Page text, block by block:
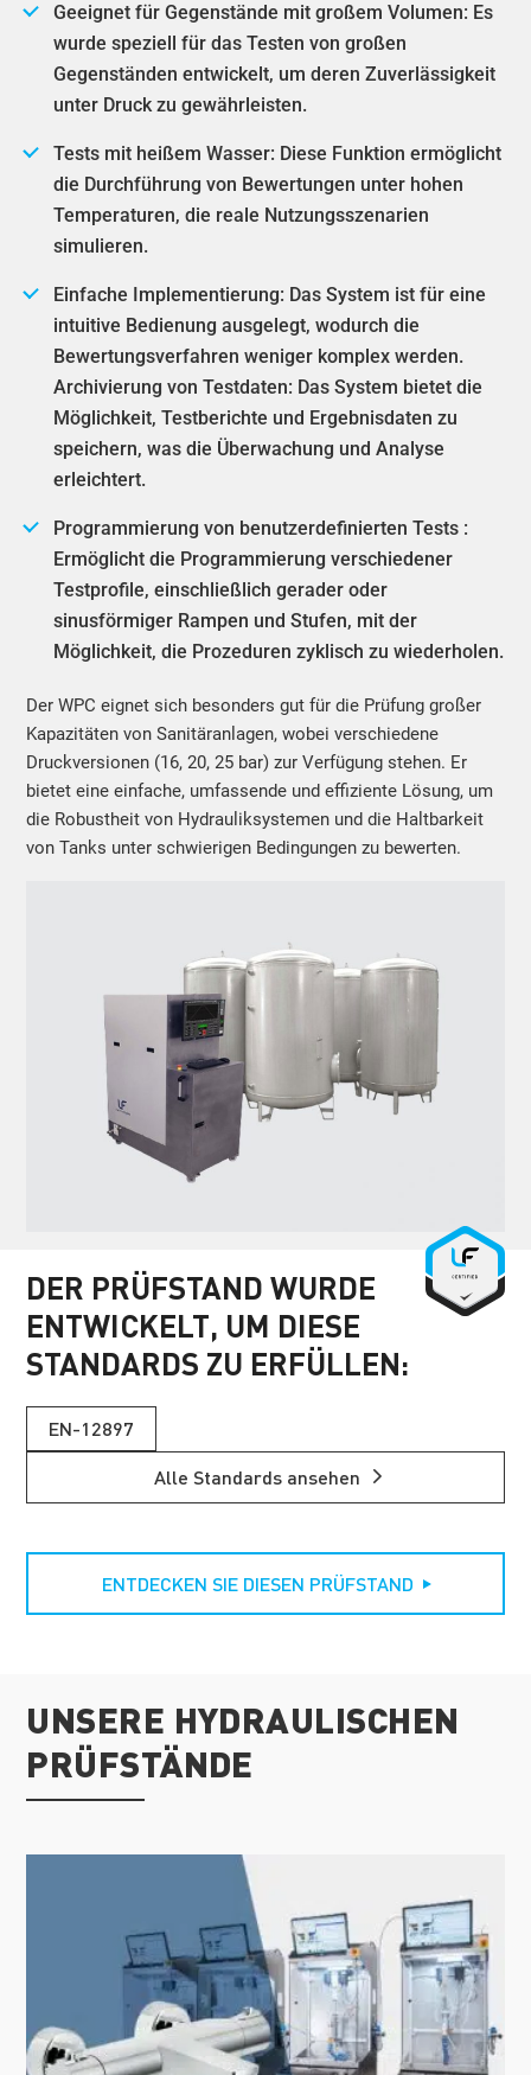
Geeignet für Gegenstände mit großem Volumen: Es
wurde speziell für das Testen von großen
Gegenständen entwickelt, um deren Zuverlässigkeit
unter Druck zu gewährleisten.
Tests mit heißem Wasser: Diese Funktion ermöglicht
die Durchführung von Bewertungen unter hohen
Temperaturen, die reale Nutzungsszenarien
simulieren.
Einfache Implementierung: Das System ist für eine
intuitive Bedienung ausgelegt, wodurch die
Bewertungsverfahren weniger komplex werden.
Archivierung von Testdaten: Das System bietet die
Möglichkeit, Testberichte und Ergebnisdaten zu
speichern, was die Überwachung und Analyse
erleichtert.
Programmierung von benutzerdefinierten Tests :
Ermöglicht die Programmierung verschiedener
Testprofile, einschließlich gerader oder
sinusförmiger Rampen und Stufen, mit der
Möglichkeit, die Prozeduren zyklisch zu wiederholen.
Der WPC eignet sich besonders gut für die Prüfung großer
Kapazitäten von Sanitäranlagen, wobei verschiedene
Druckversionen (16, 20, 25 bar) zur Verfügung stehen. Er
bietet eine einfache, umfassende und effiziente Lösung, um
die Robustheit von Hydrauliksystemen und die Haltbarkeit
von Tanks unter schwierigen Bedingungen zu bewerten.
DER PRÜFSTAND WURDE
ENTWICKELT, UM DIESE
STANDARDS ZU ERFÜLLEN:
EN-12897
Alle Standards ansehen
ENTDECKEN SIE DIESEN PRÜFSTAND
UNSERE HYDRAULISCHEN
PRÜFSTÄNDE